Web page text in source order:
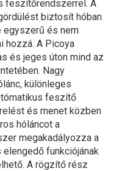
feszítőrendszerrel. A
biztosít hóban
egyszerű és nem
hozzá. A Picoya
és jeges úton mind az
Nagy
különleges
feszítő
és menet közben
hóláncot a
megakadályozza a
funkciójának
A rögzítő rész